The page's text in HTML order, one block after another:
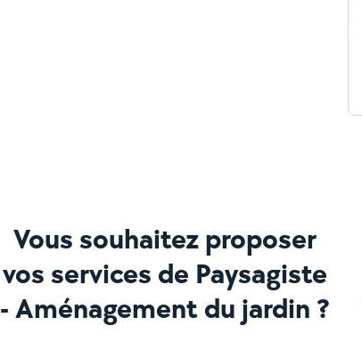
Vous souhaitez proposer
vos services de Paysagiste
- Aménagement du jardin ?